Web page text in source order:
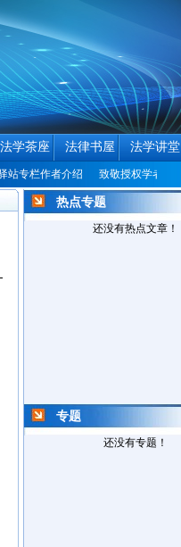
法学茶座 法律书屋 法学讲堂
栏作者介绍 致敬授权学者
热点专题
还没有热点文章！
专题
还没有专题！